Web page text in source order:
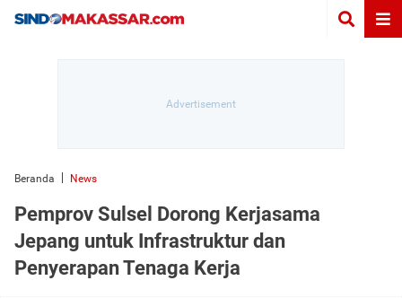
Beranda News
Pemprov Sulsel Dorong Kerjasama
Jepang untuk Infrastruktur dan
Penyerapan Tenaga Kerja